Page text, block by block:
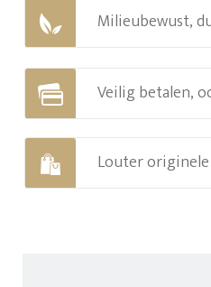
Milieubewust,
Veilig betalen,
Louter